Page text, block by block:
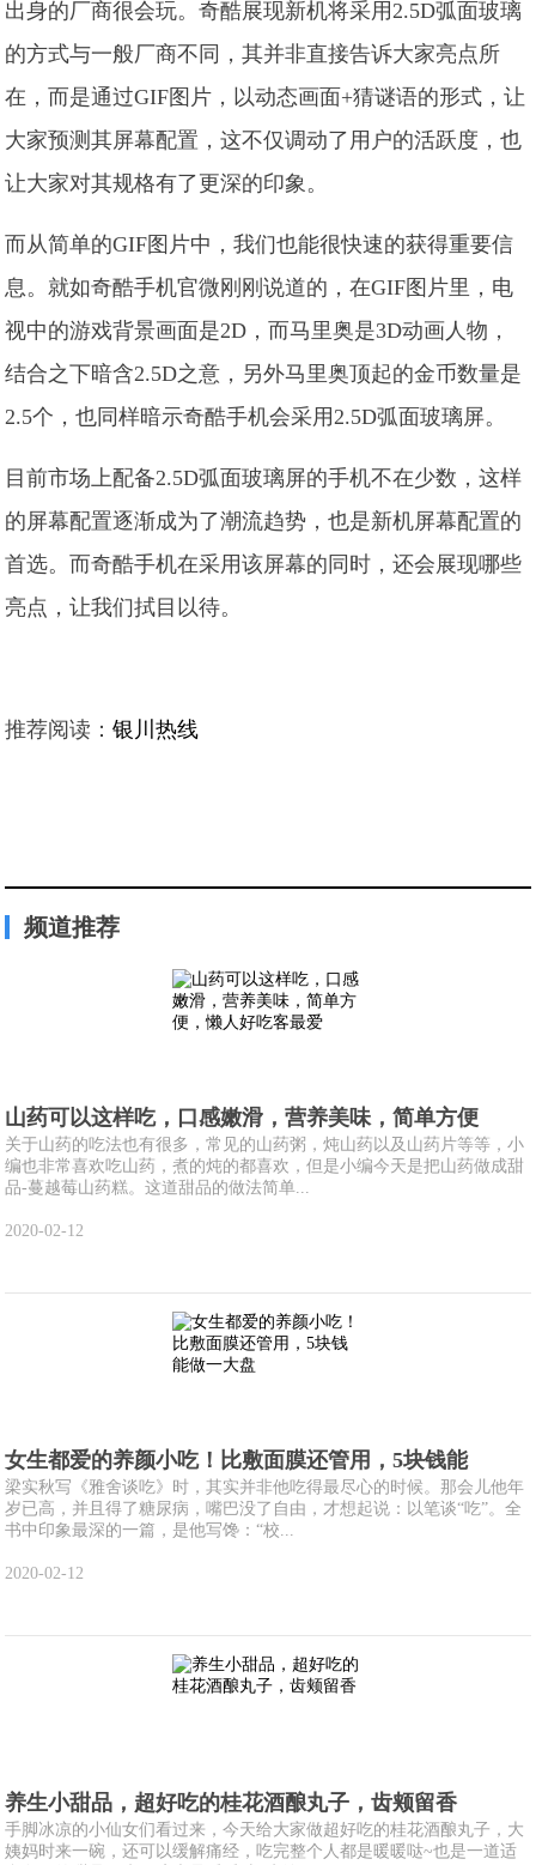
出身的厂商很会玩。奇酷展现新机将采用2.5D弧面玻璃
的方式与一般厂商不同，其并非直接告诉大家亮点所
在，而是通过GIF图片，以动态画面+猜谜语的形式，让
大家预测其屏幕配置，这不仅调动了用户的活跃度，也
让大家对其规格有了更深的印象。
而从简单的GIF图片中，我们也能很快速的获得重要信
息。就如奇酷手机官微刚刚说道的，在GIF图片里，电
视中的游戏背景画面是2D，而马里奥是3D动画人物，
结合之下暗含2.5D之意，另外马里奥顶起的金币数量是
2.5个，也同样暗示奇酷手机会采用2.5D弧面玻璃屏。
目前市场上配备2.5D弧面玻璃屏的手机不在少数，这样
的屏幕配置逐渐成为了潮流趋势，也是新机屏幕配置的
首选。而奇酷手机在采用该屏幕的同时，还会展现哪些
亮点，让我们拭目以待。
推荐阅读：银川热线
频道推荐
山药可以这样吃，口感嫩滑，营养美味，简单方便
关于山药的吃法也有很多，常见的山药粥，炖山药以及山药片等等，小
编也非常喜欢吃山药，煮的炖的都喜欢，但是小编今天是把山药做成甜
品-蔓越莓山药糕。这道甜品的做法简单...
2020-02-12
女生都爱的养颜小吃！比敷面膜还管用，5块钱能
梁实秋写《雅舍谈吃》时，其实并非他吃得最尽心的时候。那会儿他年
岁已高，并且得了糖尿病，嘴巴没了自由，才想起说：以笔谈“吃”。全
书中印象最深的一篇，是他写馋：“校...
2020-02-12
养生小甜品，超好吃的桂花酒酿丸子，齿颊留香
手脚冰凉的小仙女们看过来，今天给大家做超好吃的桂花酒酿丸子，大
姨妈时来一碗，还可以缓解痛经，吃完整个人都是暖暖哒~也是一道适